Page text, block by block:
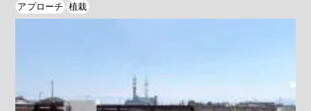
アプローチ 植栽